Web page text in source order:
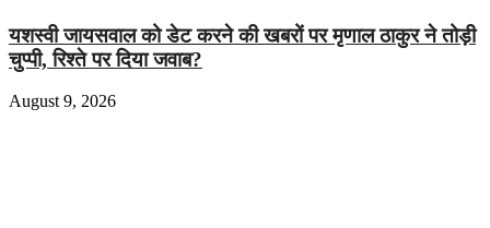
यशस्वी जायसवाल को डेट करने की खबरों पर मृणाल ठाकुर ने तोड़ी
चुप्पी, रिश्ते पर दिया जवाब?
August 9, 2026